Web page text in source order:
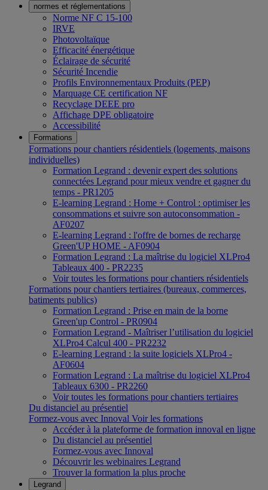
normes et réglementations
Norme NF C 15-100
IRVE
Photovoltaïque
Efficacité énergétique
Éclairage de sécurité
Sécurité Incendie
Profils Environnementaux Produits (PEP)
Marquage CE certification NF
Recyclage DEEE pro
Affichage DPE obligatoire
Accessibilité
Formations
Formations pour chantiers résidentiels (logements, maisons
individuelles)
Formation Legrand : devenir expert des solutions
connectées Legrand pour mieux vendre et gagner du
temps - PR1205
E-learning Legrand : Home + Control : optimiser les
consommations et suivre son autoconsommation -
AF0207
E-learning Legrand : l'offre de bornes de recharge
Green'UP HOME - AF0904
Formation Legrand : La maîtrise du logiciel XLPro4
Tableaux 400 - PR2235
Voir toutes les formations pour chantiers résidentiels
Formations pour chantiers tertiaires (bureaux, commerces,
batiments publics)
Formation Legrand : Prise en main de la borne
Green'up Control - PR0904
Formation Legrand - Maîtriser l’utilisation du logiciel
XLPro4 Calcul 400 - PR2232
E-learning Legrand : la suite logiciels XLPro4 -
AF0604
Formation Legrand : La maîtrise du logiciel XLPro4
Tableaux 6300 - PR2260
Voir toutes les formations pour chantiers tertiaires
Du distanciel au présentiel
Formez-vous avec Innoval Voir les formations
Accéder à la plateforme de formation innoval en ligne
Du distanciel au présentiel
Formez-vous avec Innoval
Découvrir les webinaires Legrand
Trouver la formation la plus proche
Legrand